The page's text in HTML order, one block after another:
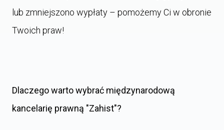
lub zmniejszono wypłaty – pomożemy Ci w obronie
Twoich praw!
Dlaczego warto wybrać międzynarodową
kancelarię prawną "Zahist"?